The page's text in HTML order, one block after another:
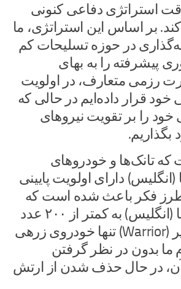
استراتژی دفاعی کنونی
بر اساس این استراتژی، ما
در حوزه تسلیحات کم
پیشرفته را به بهای
رزمی متعارف، در اولویت
خود قرار داده‌ایم در حالی که
خود را بر تقویت نیروهای
که تانک‌ها و خودروهای
دارای اولویت پایینی
فکر باعث شده است که
تعداد تانک‌های ما (انگلیس) به کمتر از ۲۰۰ عدد
کاهش یابد و وَریر (Warrior) تنها خودروی زرهی
ما بدون در نظر گرفتن
آن، در حال حذف شدن از ارتش